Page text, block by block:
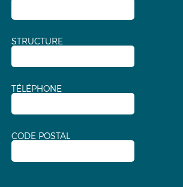
STRUCTURE
TÉLÉPHONE
CODE POSTAL